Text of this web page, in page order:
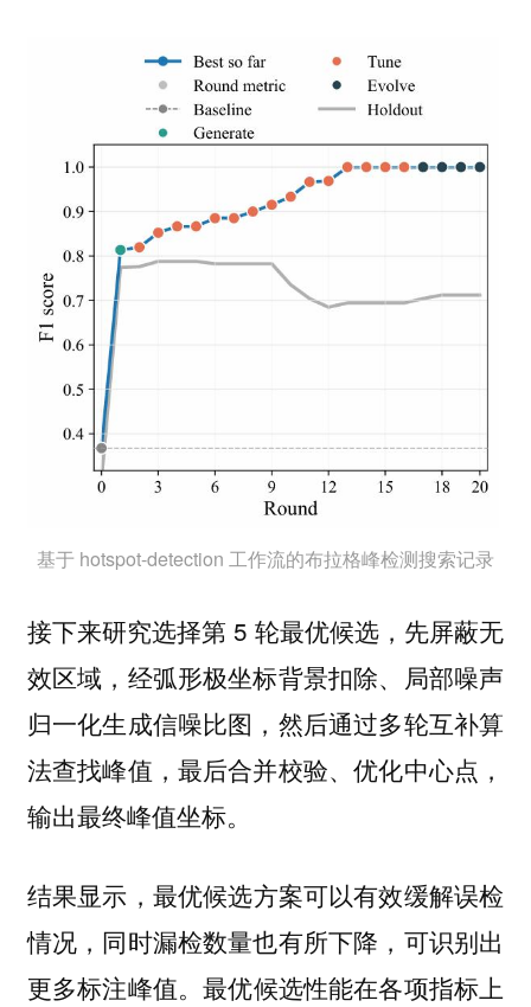
基于 hotspot-detection 工作流的布拉格峰检测搜索记录
接下来研究选择第 5 轮最优候选，先屏蔽无
效区域，经弧形极坐标背景扣除、局部噪声
归一化生成信噪比图，然后通过多轮互补算
法查找峰值，最后合并校验、优化中心点，
输出最终峰值坐标。
结果显示， 最优候选方案可以有效缓解误检
情况，同时漏检数量也有所下降，可识别出
更多标注峰值。最优候选性能在各项指标上